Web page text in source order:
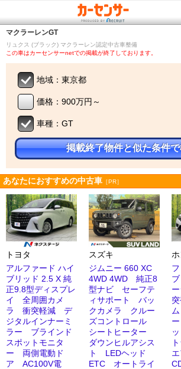
マクラーレンGT
リュクス (ブラック) マクラーレン認定中古車整備
この車はカーセンサーnetでの掲載が終了しております。
地域：東京都
価格：900万円～
車種：GT
掲載終了物件と似た条件
あなたにおすすめの中古車 ［PR］
トヨタ
アルファード ハイ
ブリッド 2.5 X 純
正9.8型ディスプレ
イ 全周囲カメ
ラ 衝突軽減 デ
ジタルインナーミ
ラー ブラインド
スポットモニタ
ー 両側電動ド
ア AC100V電
スズキ
ジムニー 660 XC
4WD 4WD 純正8
型ナビ セーフテ
ィサポート バッ
クカメラ クルー
ズコントロール
シートヒーター
ダウンヒルアシス
ト LEDヘッド
ETC オートライ